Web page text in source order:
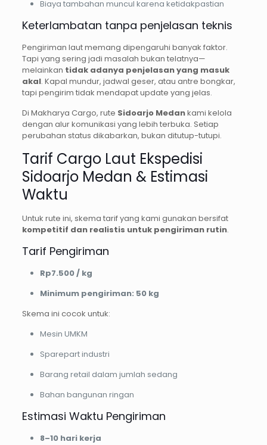
Biaya tambahan muncul karena ketidakpastian
Keterlambatan tanpa penjelasan teknis
Pengiriman laut memang dipengaruhi banyak faktor.
Tapi yang sering jadi masalah bukan telatnya—
melainkan tidak adanya penjelasan yang masuk
akal. Kapal mundur, jadwal geser, atau antre bongkar,
tapi pengirim tidak mendapat update yang jelas.
Di Makharya Cargo, rute Sidoarjo Medankami kelola
dengan alur komunikasi yang lebih terbuka. Setiap
perubahan status dikabarkan, bukan ditutup-tutupi.
Tarif Cargo Laut Ekspedisi
Sidoarjo Medan & Estimasi
Waktu
Untuk rute ini, skema tarif yang kami gunakan bersifat
kompetitif dan realistis untuk pengiriman rutin.
Tarif Pengiriman
Rp7.500 / kg
Minimum pengiriman: 50 kg
Skema ini cocok untuk:
Mesin UMKM
Sparepart industri
Barang retail dalam jumlah sedang
Bahan bangunan ringan
Estimasi Waktu Pengiriman
8–10 hari kerja